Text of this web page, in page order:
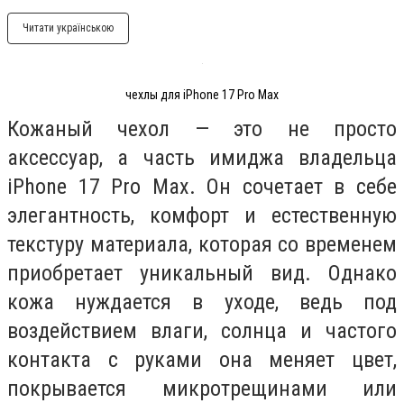
Читати українською
чехлы для iPhone 17 Pro Max
Кожаный чехол — это не просто
аксессуар, а часть имиджа владельца
iPhone 17 Pro Max. Он сочетает в себе
элегантность, комфорт и естественную
текстуру материала, которая со временем
приобретает уникальный вид. Однако
кожа нуждается в уходе, ведь под
воздействием влаги, солнца и частого
контакта с руками она меняет цвет,
покрывается микротрещинами или